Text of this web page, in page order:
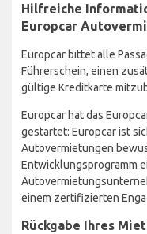
Hilfreiche
Europcar
Europcar bittet alle
Führerschein, einen
gültige Kreditkarte
Europcar hat das
gestartet: Europcar ist
Autovermietungen
Entwicklungsprogramm
einem zertifizierten
Rückgabe Ihres